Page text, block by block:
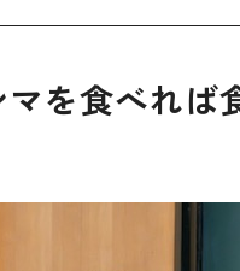
を食べれば